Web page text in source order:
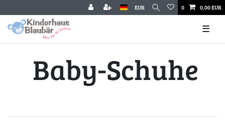
EUR 0 0,00 EUR
☰
Baby-Schuhe